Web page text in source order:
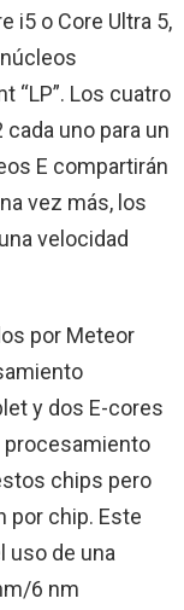
i5 o Core Ultra 5,
“LP”. Los cuatro
uno para un
E compartirán
vez más, los
velocidad
por Meteor
y dos E-cores
procesamiento
chips pero
por chip. Este
uso de una
6 nm